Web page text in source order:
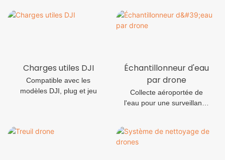
Charges utiles DJI
Compatible avec les
modèles DJI, plug et jeu
Échantillonneur d'eau
par drone
Collecte aéroportée de
l'eau pour une surveillance